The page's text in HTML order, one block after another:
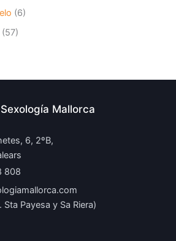
(6)
(57)
Mallorca
6, 2ºB,
808
Payesa y Sa Riera)